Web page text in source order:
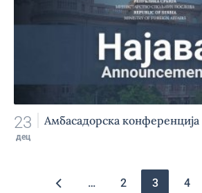
23
дец
Амбасадорска конференција
Pagination
… 2 3 4